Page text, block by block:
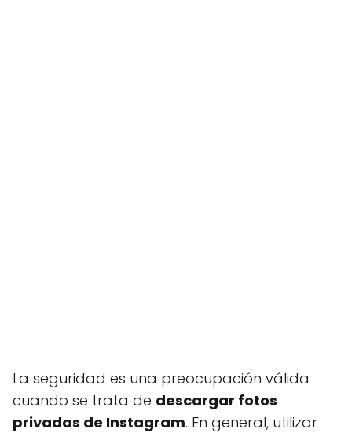
La seguridad es una preocupación válida
cuando se trata de descargar fotos
privadas de Instagram. En general, utilizar